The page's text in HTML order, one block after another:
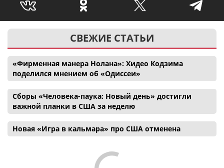
СВЕЖИЕ СТАТЬИ
«Фирменная манера Нолана»: Хидео Кодзима
поделился мнением об «Одиссеи»
Сборы «Человека-паука: Новый день» достигли
важной планки в США за неделю
Новая «Игра в кальмара» про США отменена